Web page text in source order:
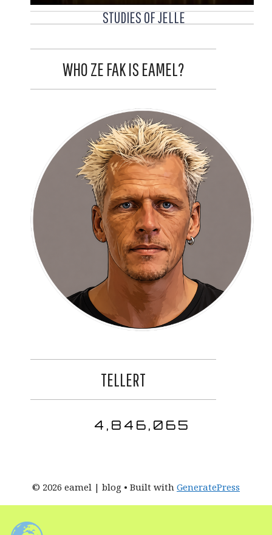
STUDIES OF JELLE
WHO ZE FAK IS EAMEL?
TELLERT
4,846,065
© 2026 eamel | blog • Built with GeneratePress